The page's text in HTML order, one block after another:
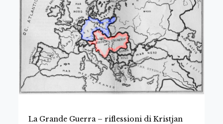
La Grande Guerra – riflessioni di Kristjan